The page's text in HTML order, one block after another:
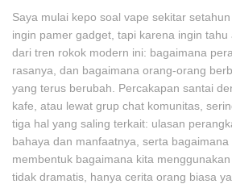
Saya mulai kepo soal vape sekitar
ingin pamer gadget, tapi karena ingin tahu
dari tren rokok modern ini: bagaimana
rasanya, dan bagaimana orang-orang
yang terus berubah. Percakapan santai
kafe, atau lewat grup chat komunitas,
tiga hal yang saling terkait: ulasan
bahaya dan manfaatnya, serta
membentuk bagaimana kita
tidak dramatis, hanya cerita orang biasa